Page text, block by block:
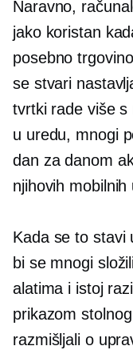
Naravno,
jako koristan
posebno
se stvari
tvrtki rade više s
u uredu, mnogi
dan za danom
njihovih mobilnih
Kada se to stavi
bi se mnogi
alatima i istoj
prikazom
razmišljali o